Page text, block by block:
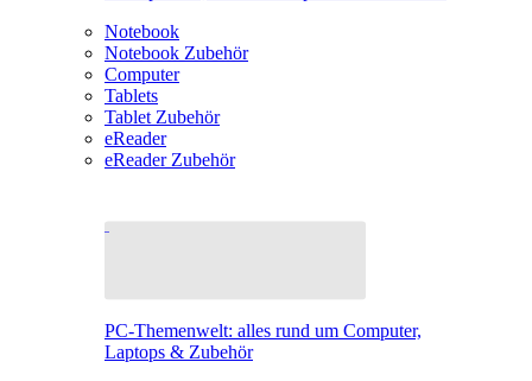
Notebook
Notebook Zubehör
Computer
Tablets
Tablet Zubehör
eReader
eReader Zubehör
PC-Themenwelt: alles rund um Computer,
Laptops & Zubehör